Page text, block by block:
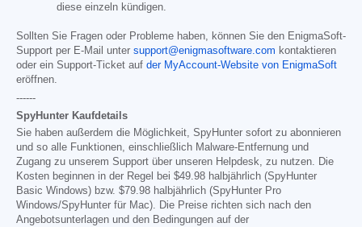
diese einzeln kündigen.
Sollten Sie Fragen oder Probleme haben, können Sie den EnigmaSoft-
Support per E-Mail unter support@enigmasoftware.com kontaktieren
oder ein Support-Ticket auf der MyAccount-Website von EnigmaSoft
eröffnen.
------
SpyHunter Kaufdetails
Sie haben außerdem die Möglichkeit, SpyHunter sofort zu abonnieren
und so alle Funktionen, einschließlich Malware-Entfernung und
Zugang zu unserem Support über unseren Helpdesk, zu nutzen. Die
Kosten beginnen in der Regel bei $49.98 halbjährlich (SpyHunter
Basic Windows) bzw. $79.98 halbjährlich (SpyHunter Pro
Windows/SpyHunter für Mac). Die Preise richten sich nach den
Angebotsunterlagen und den Bedingungen auf der